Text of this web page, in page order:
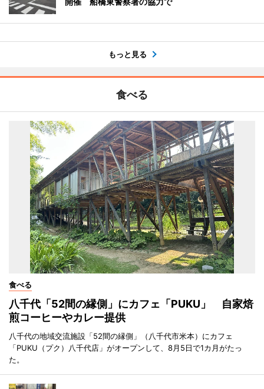
もっと見る
食べる
食べる
八千代「52間の縁側」にカフェ「PUKU」 自家焙
煎コーヒーやカレー提供
八千代の地域交流施設「52間の縁側」（八千代市米本）にカフェ
「PUKU（プク）八千代店」がオープンして、8月5日で1カ月がたっ
た。